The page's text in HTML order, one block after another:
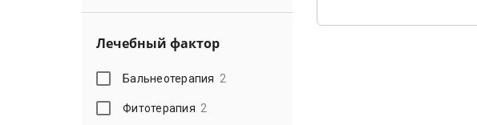
Лечебный фактор
Бальнеотерапия 2
Фитотерапия 2